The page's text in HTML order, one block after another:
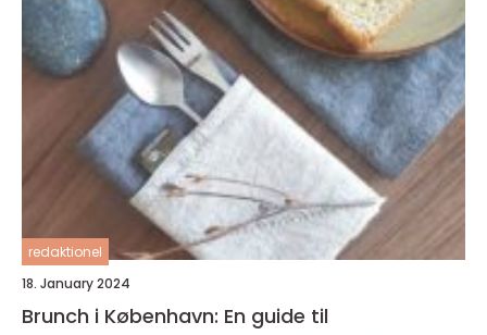
redaktionel
18. January 2024
Brunch i København: En guide til